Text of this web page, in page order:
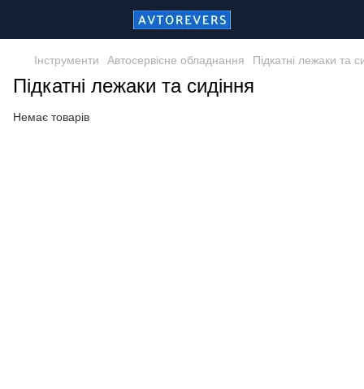
Інструменти Автосервісне обладнання Підкатні лежаки та
Підкатні лежаки та сидіння
Немає товарів